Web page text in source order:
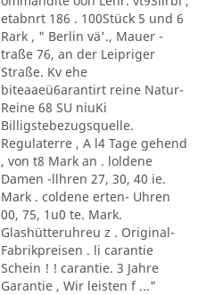
etabnrt 186 . 100Stück 5 und 6
Rark , " Berlin vä'., Mauer -
traße 76, an der Leipriger
Straße. Kv ehe
biteaaeü6arantirt reine Natur-
Reine 68 SU niuKi
Billigstebezugsquelle.
Regulaterre , A l4 Tage gehend
, von t8 Mark an . loldene
Damen -llhren 27, 30, 40 ie.
Mark . coldene erten- Uhren
00, 75, 1u0 te. Mark.
Glashütteruhreu z . Original-
Fabrikpreisen . li carantie
Schein ! ! carantie. 3 Jahre
Garantie , Wir leisten f ..."